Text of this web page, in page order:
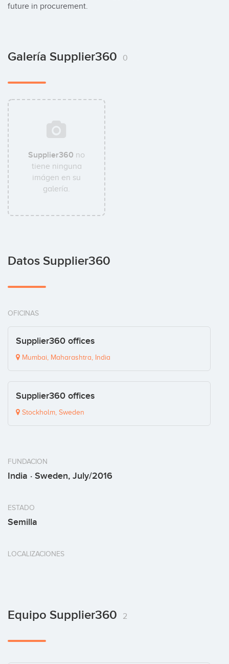
future in procurement.
Galería Supplier360 0
Supplier360 no
tiene ninguna
imágen en su
galería.
Datos Supplier360
OFICINAS
Supplier360 offices
Mumbai, Maharashtra, India
Supplier360 offices
Stockholm, Sweden
FUNDACION
India · Sweden, July/2016
ESTADO
Semilla
LOCALIZACIONES
Equipo Supplier360 2